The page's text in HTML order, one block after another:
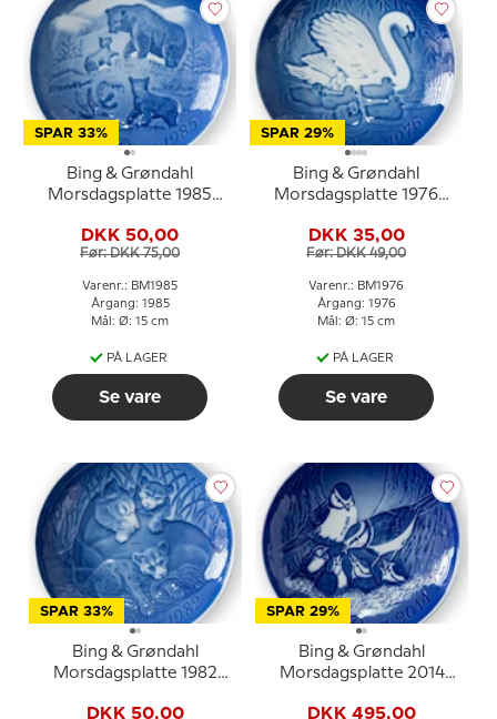
SPAR 33%
Bing & Grøndahl
Morsdagsplatte 1985
DKK 50,00
Før: DKK 75,00
Varenr.: BM1985
Årgang: 1985
Mål: Ø: 15 cm
PÅ LAGER
Se vare
SPAR 29%
Bing & Grøndahl
Morsdagsplatte 1976
DKK 35,00
Før: DKK 49,00
Varenr.: BM1976
Årgang: 1976
Mål: Ø: 15 cm
PÅ LAGER
Se vare
SPAR 33%
Bing & Grøndahl
Morsdagsplatte 1982
DKK 50,00
SPAR 29%
Bing & Grøndahl
Morsdagsplatte 2014
DKK 495,00